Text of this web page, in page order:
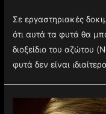
Σε εργαστηριακές
ότι αυτά τα φυτά θα
διοξείδιο του αζώτου
φυτά δεν είναι